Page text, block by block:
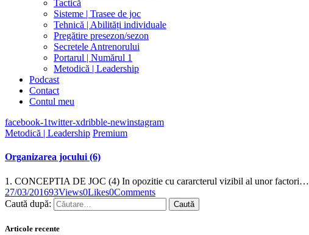
Tactică
Sisteme | Trasee de joc
Tehnică | Abilități individuale
Pregătire presezon/sezon
Secretele Antrenorului
Portarul | Numărul 1
Metodică | Leadership
Podcast
Contact
Contul meu
facebook-1twitter-xdribble-newinstagram
Metodică | Leadership Premium
Organizarea jocului (6)
1. CONCEPTIA DE JOC (4) In opozitie cu cararcterul vizibil al unor factori…
27/03/201693Views0Likes0Comments
Caută după:
Articole recente